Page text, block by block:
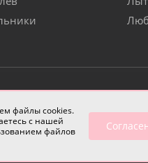
ИНН 331405822720 |
файлы cookies.
с нашей
файлов